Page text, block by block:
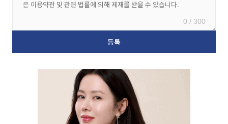
0 / 300